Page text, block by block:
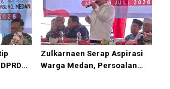
Zulkarnaen Serap Aspirasi
Warga Medan, Persoalan